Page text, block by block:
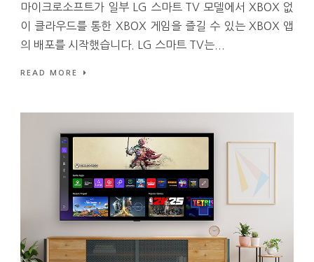
마이크로소프트가 일부 LG 스마트 TV 모델에서 XBOX 없
이 클라우드를 통한 XBOX 게임을 즐길 수 있는 XBOX 앱
의 배포를 시작했습니다. LG 스마트 TV는...
READ MORE